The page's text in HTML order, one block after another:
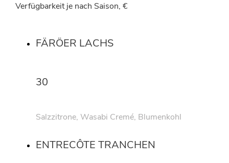
Verfügbarkeit je nach Saison, €
FÄRÖER LACHS
30
Salzzitrone, Wasabi Cremé, Blumenkohl
ENTRECÔTE TRANCHEN